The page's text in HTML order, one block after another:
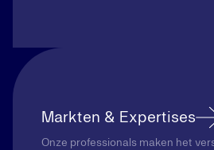
Markten & Expertises
Onze professionals maken het